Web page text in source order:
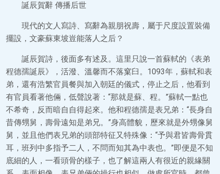
誕辰賀辭 傳播后世
現代的文人寫詩、寫辭為親朋祝壽，屬于尺度設置裝備
擺設，文豪蘇東坡豈能落人之后？
誕辰賀詩，後面多有述及。這里只說一首蘇軾的《表弟
程德孺誕辰》，活潑、溫馨而不落窠臼。1093年，蘇軾和表
弟，還有浩繁官員餐與加入朝廷的儀式，停止之后，他看到
有官員看著他倆，低聲說著：“那就是蘇、程。”蘇軾一點也
不希奇，反而暗自自得起來。他和程德孺是表兄弟：“長身自
昔傳甥舅，壽骨遠知是弟兄。”身高體貌，歷來就是外甥像舅
舅，並且他們表兄弟的頭部特征又特殊像：“予與君皆壽骨貫
耳，班列中多指予二人，不問而知其為中表也。”即便是不知
底細的人，一看頭骨的樣子，也了解這兩人有很近的親緣關